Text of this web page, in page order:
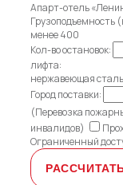
Апарт-отель
Грузоподъемность
менее 400
Кол-во остановок:
лифта:
нержавеющая сталь
Город поставки:
(Перевозка
инвалидов)
Ограниченный